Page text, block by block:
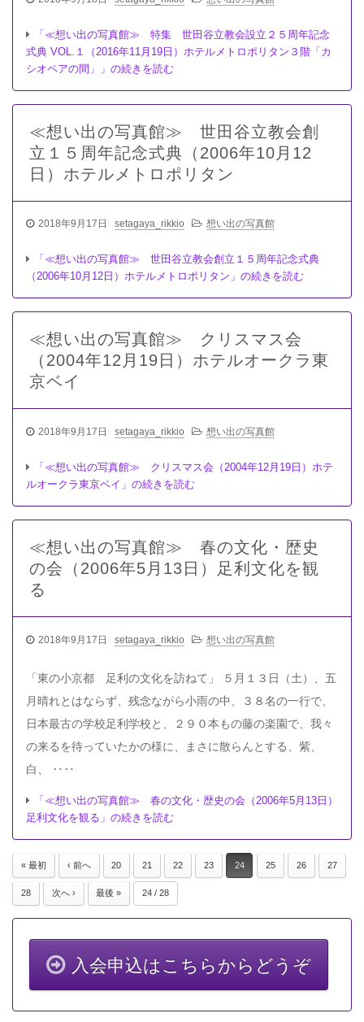
「≪想い出の写真館≫ 特集 世田谷立教会設立２５周年記念
式典 VOL.１（2016年11月19日）ホテルメトロポリタン３階「カ
シオペアの間」」の続きを読む
≪想い出の写真館≫ 世田谷立教会創
立１５周年記念式典（2006年10月12
日）ホテルメトロポリタン
2018年9月17日 setagaya_rikkio 想い出の写真館
「≪想い出の写真館≫ 世田谷立教会創立１５周年記念式典
（2006年10月12日）ホテルメトロポリタン」の続きを読む
≪想い出の写真館≫ クリスマス会
（2004年12月19日）ホテルオークラ東
京ベイ
2018年9月17日 setagaya_rikkio 想い出の写真館
「≪想い出の写真館≫ クリスマス会（2004年12月19日）ホテ
ルオークラ東京ベイ」の続きを読む
≪想い出の写真館≫ 春の文化・歴史
の会（2006年5月13日）足利文化を観
る
2018年9月17日 setagaya_rikkio 想い出の写真館
「東の小京都 足利の文化を訪ねて」 ５月１３日（土）、五
月晴れとはならず、残念ながら小雨の中、３８名の一行で、
日本最古の学校足利学校と、２９０本もの藤の楽園で、我々
の来るを待っていたかの様に、まさに散らんとする、紫、
白、 ‥‥
「≪想い出の写真館≫ 春の文化・歴史の会（2006年5月13日）
足利文化を観る」の続きを読む
« 最初 ‹ 前へ 20 21 22 23 24 25 26 27
28 次へ › 最後 » 24 / 28
入会申込はこちらからどうぞ